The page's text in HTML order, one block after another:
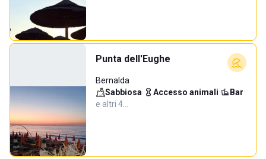
Punta dell'Eughe
Bernalda
Sabbiosa· Accesso animali· Bar·
e altri 4…